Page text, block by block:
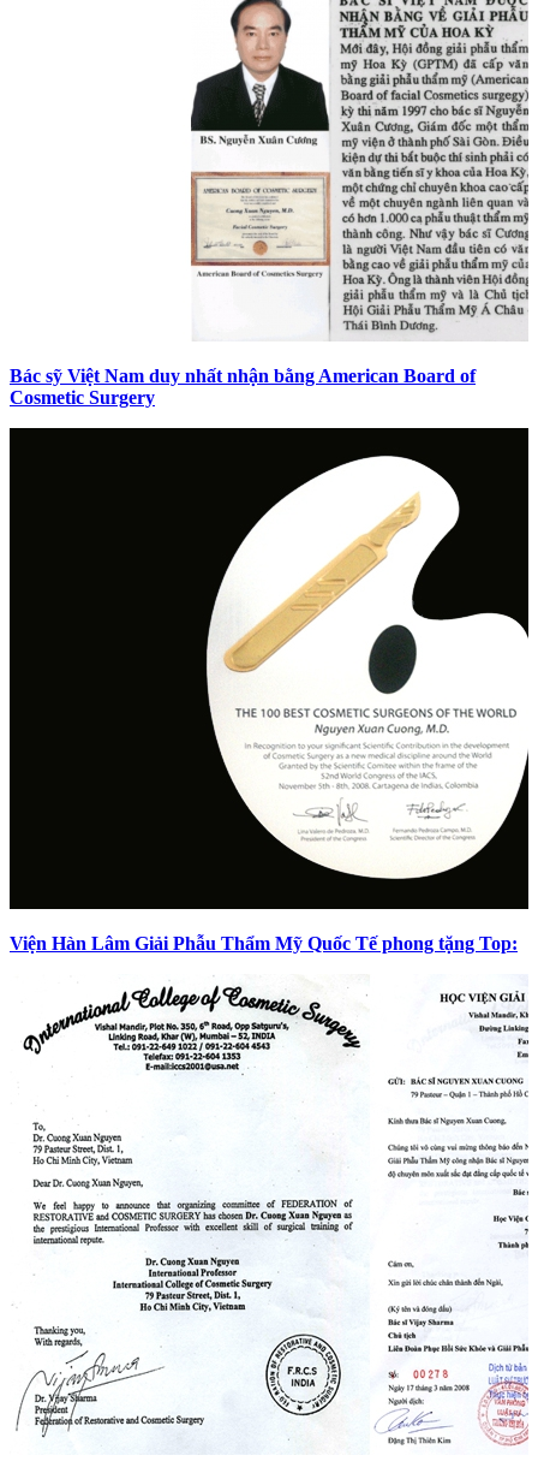
Bác sỹ Việt Nam duy nhất nhận bằng American Board of
Cosmetic Surgery
Viện Hàn Lâm Giải Phẫu Thẩm Mỹ Quốc Tế phong tặng Top: